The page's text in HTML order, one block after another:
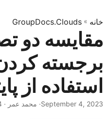
خانه»
GroupDocs.Clouds
مقایسه دو
برجسته
استفاده از
September 4, 2023· محمد عمر · 4 دقیقه